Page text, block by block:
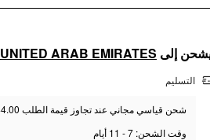
إلى UNITED ARAB EMIRATES
التسليم
شحن قياسي مجاني عند تجاوز قيمة الطلب AED 144.00
وقت الشحن: 7 - 11 أيام